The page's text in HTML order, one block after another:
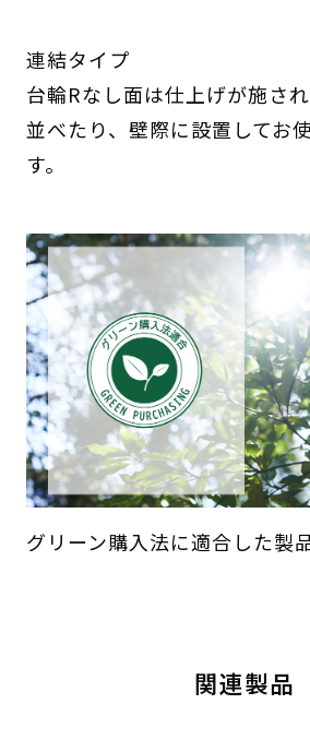
連結タイプ
台輪Rなし面は仕上げが施さ
並べたり、壁際に設置してお
す。
グリーン購入法に適合した製品
関連製品